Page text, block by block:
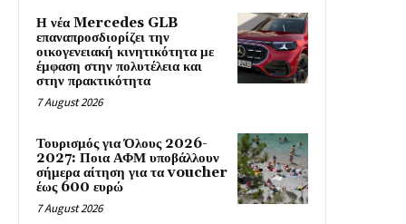
Η νέα Mercedes GLB
επαναπροσδιορίζει την
οικογενειακή κινητικότητα με
έμφαση στην πολυτέλεια και
στην πρακτικότητα
7 August 2026
Τουρισμός για Όλους 2026-
2027: Ποια ΑΦΜ υποβάλλουν
σήμερα αίτηση για τα voucher
έως 600 ευρώ
7 August 2026